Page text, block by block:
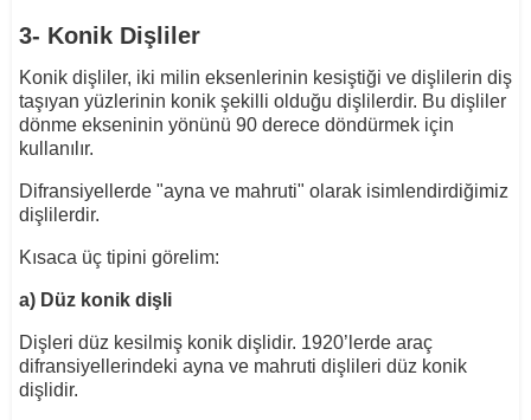
3- Konik Dişliler
Konik dişliler, iki milin eksenlerinin kesiştiği ve dişlilerin diş
taşıyan yüzlerinin konik şekilli olduğu dişlilerdir. Bu dişliler
dönme ekseninin yönünü 90 derece döndürmek için
kullanılır.
Difransiyellerde "ayna ve mahruti" olarak isimlendirdiğimiz
dişlilerdir.
Kısaca üç tipini görelim:
a) Düz konik dişli
Dişleri düz kesilmiş konik dişlidir. 1920’lerde araç
difransiyellerindeki ayna ve mahruti dişlileri düz konik
dişlidir.